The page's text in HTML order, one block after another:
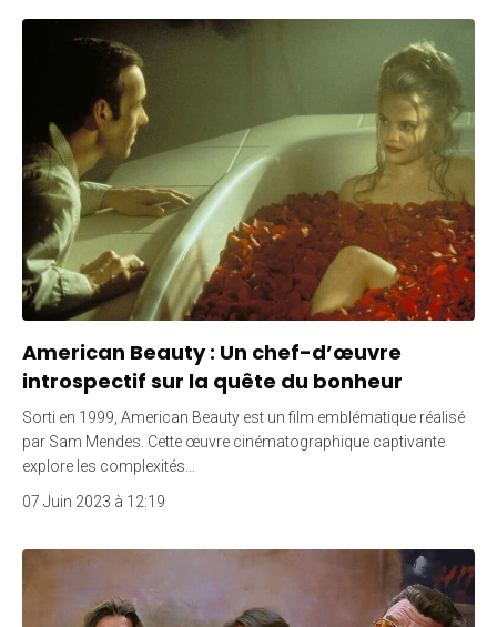
American Beauty : Un chef-d’œuvre
introspectif sur la quête du bonheur
Sorti en 1999, American Beauty est un film emblématique réalisé
par Sam Mendes. Cette œuvre cinématographique captivante
explore les complexités…
07 Juin 2023 à 12:19